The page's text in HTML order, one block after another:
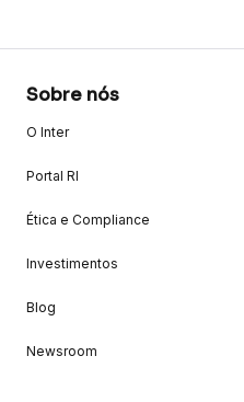
Sobre nós
O Inter
Portal RI
Ética e Compliance
Investimentos
Blog
Newsroom